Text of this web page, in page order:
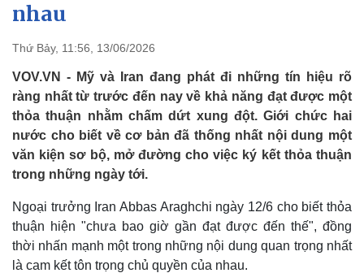
Quốc hội
nhau
Thứ Bảy, 11:56, 13/06/2026
VOV.VN - Mỹ và Iran đang phát đi những tín hiệu rõ
ràng nhất từ trước đến nay về khả năng đạt được một
thỏa thuận nhằm chấm dứt xung đột. Giới chức hai
nước cho biết về cơ bản đã thống nhất nội dung một
văn kiện sơ bộ, mở đường cho việc ký kết thỏa thuận
trong những ngày tới.
Ngoại trưởng Iran Abbas Araghchi ngày 12/6 cho biết thỏa
thuận hiện "chưa bao giờ gần đạt được đến thế", đồng
thời nhấn mạnh một trong những nội dung quan trọng nhất
là cam kết tôn trọng chủ quyền của nhau.